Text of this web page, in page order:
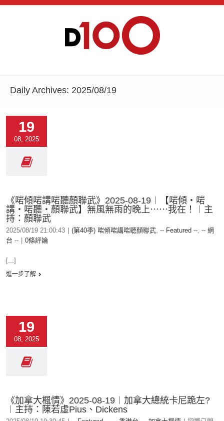
Daily Archives: 2025/08/19
19
08, 2025
《啱傾啱講啱聽顏聯武》2025-08-19︱【啱傾‧啱
講‧啱聽‧顏聯武】無風無雨的晚上⋯⋯我在！︱主
持：顏聯武
2025/08/19 21:00:43 (第40季) 啱傾啱講啱聽顏聯武, -- Featured --, -- 網
台 --
0條評論
[...]
進一步了解
19
08, 2025
《加拿大楓情》2025-08-19︱加拿大總統卡尼跪左?
︱主持：陳若虛Pius、Dickens